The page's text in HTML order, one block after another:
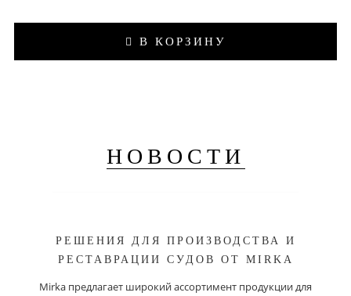
В КОРЗИНУ
НОВОСТИ
РЕШЕНИЯ ДЛЯ ПРОИЗВОДСТВА И
РЕСТАВРАЦИИ СУДОВ ОТ MIRKA
Mirka предлагает широкий ассортимент продукции для